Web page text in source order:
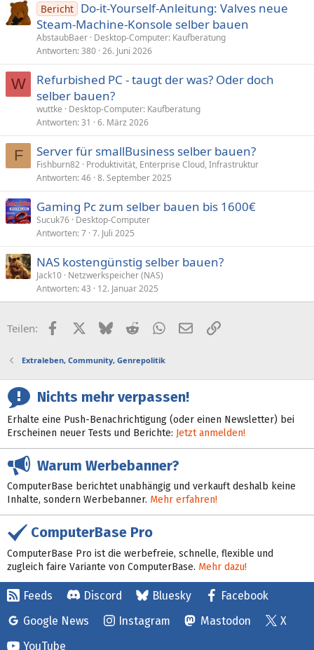
Bericht Do-it-Yourself-Anleitung: Valves neue
Steam-Machine-Konsole selber bauen
AbstaubBaer Desktop-Computer: Kaufberatung
Antworten 380 26. Juni 2026
W
Refurbished PC - taugt der was? Oder doch
selber bauen?
wuttke
Desktop-Computer: Kaufberatung
Antworten 31 6. März 2026
F Server für smallBusiness selber bauen?
Fishburn82 Produktivität, Enterprise Cloud, Infrastruktur
Antworten 46 8. September 2025
Gaming Pc zum selber bauen bis 1600€
Sucuk76 Desktop-Computer
Antworten 7 7. Juli 2025
NAS kostengünstig selber bauen?
Jack10 Netzwerkspeicher (NAS)
Antworten 43 12. Januar 2025
Teilen: FacebookX (Twitter)
BlueskyRedditWhatsApp
E-MailLink
Extraleben, Community, Genrepolitik
Nichts mehr verpassen!
Erhalte eine Push-Benachrichtigung (oder einen Newsletter) bei
Erscheinen neuer Tests und Berichte: Jetzt anmelden!
Warum Werbebanner?
ComputerBase berichtet unabhängig und verkauft deshalb keine
Inhalte, sondern Werbebanner. Mehr erfahren!
ComputerBase Pro
ComputerBase Pro ist die werbefreie, schnelle, flexible und
zugleich faire Variante von ComputerBase. Mehr dazu!
Feeds Discord Bluesky
Facebook
Google News
Instagram Mastodon
X
YouTube